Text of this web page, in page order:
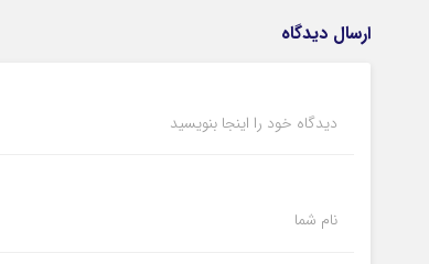
ارسال دیدگاه
دیدگاه خود را اینجا بنویسید
نام شما